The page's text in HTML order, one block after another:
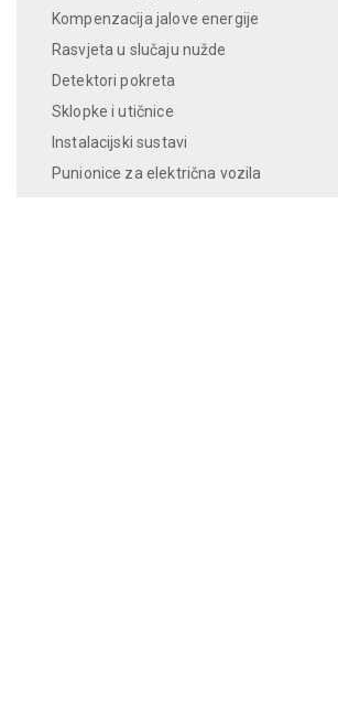
Kompenzacija jalove energije
Rasvjeta u slučaju nužde
Detektori pokreta
Sklopke i utičnice
Instalacijski sustavi
Punionice za električna vozila